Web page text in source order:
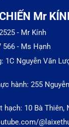
Mr
- Mr Kính
566 - Ms Hạnh
1C Nguyễn Văn
hành: 255
10 Bà Thiên,